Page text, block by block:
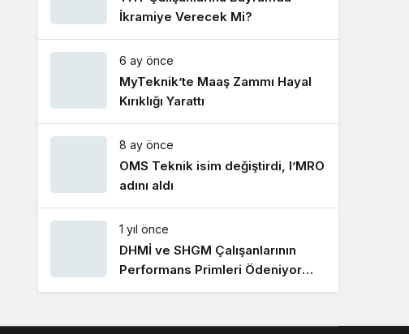
Sistem modunu seçin.
İkramiye Verecek Mi?
6 ay önce
MyTeknik’te Maaş Zammı Hayal
Kırıklığı Yarattı
8 ay önce
OMS Teknik isim değiştirdi, I’MRO
adını aldı
1 yıl önce
DHMİ ve SHGM Çalışanlarının
Performans Primleri Ödeniyor
Mu?